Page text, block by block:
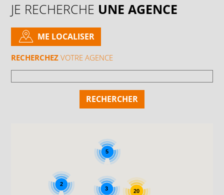
JE RECHERCHE UNE AGENCE
RECHERCHEZ VOTRE AGENCE
ME LOCALISER
20
5
2
3